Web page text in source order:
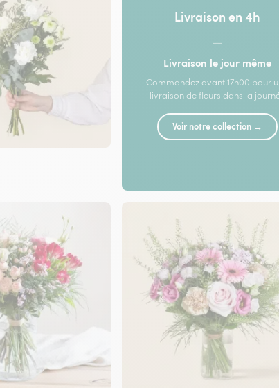
Livraison en 4h
—
Livraison le jour même
Commandez avant 17h00 pour
livraison de fleurs dans la
Voir notre collection →